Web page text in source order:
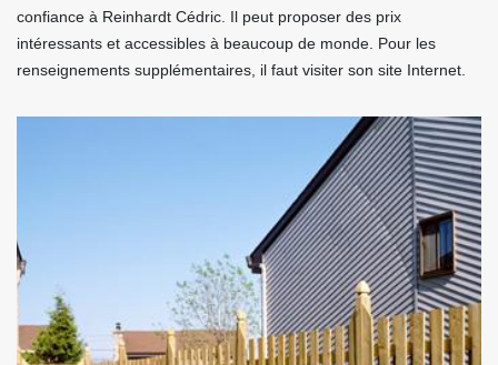
confiance à Reinhardt Cédric. Il peut proposer des prix
intéressants et accessibles à beaucoup de monde. Pour les
renseignements supplémentaires, il faut visiter son site Internet.